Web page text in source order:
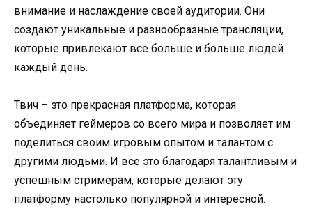
внимание и наслаждение своей аудитории. Они
создают уникальные и разнообразные трансляции,
которые привлекают все больше и больше людей
каждый день.
Твич – это прекрасная платформа, которая
объединяет геймеров со всего мира и позволяет им
поделиться своим игровым опытом и талантом с
другими людьми. И все это благодаря талантливым и
успешным стримерам, которые делают эту
платформу настолько популярной и интересной.